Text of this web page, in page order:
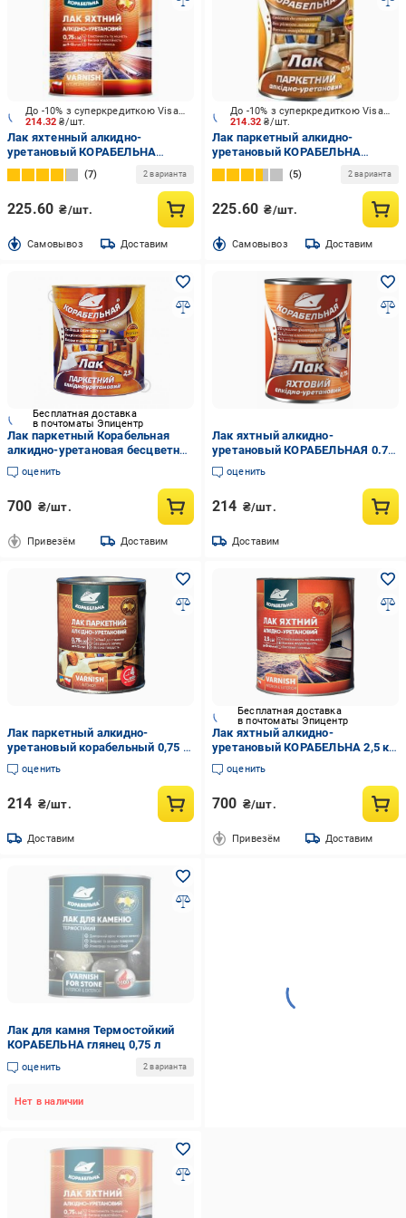
214.32₴/шт.
До -10% з суперкредиткою Visa Вигода
Лак яхтенный алкидно-
уретановый КОРАБЕЛЬНА
глянец бесцветный 0,75 л
7 2 варианта
225.60 ₴/шт.
Cамовывоз Доставим
214.32₴/шт.
До -10% з суперкредиткою Visa Вигода
Лак паркетный алкидно-
уретановый КОРАБЕЛЬНА
высокий глянец бесцветный
0,75 л
5 2 варианта
225.60 ₴/шт.
Cамовывоз Доставим
Бесплатная доставка
в почтоматы Эпицентр
Лак паркетный Корабельная
алкидно-уретановая бесцветная
2,5 л (31641717)
оценить
700 ₴/шт.
Привезём Доставим
Лак яхтный алкидно-
уретановый КОРАБЕЛЬНАЯ 0.75
кг (23814113)
оценить
214 ₴/шт.
Доставим
Лак паркетный алкидно-
уретановый корабельный 0,75 л
Бесцветный (31641838)
оценить
214 ₴/шт.
Доставим
Бесплатная доставка
в почтоматы Эпицентр
Лак яхтный алкидно-
уретановый КОРАБЕЛЬНА 2,5 кг
(340917810)
оценить
700 ₴/шт.
Привезём Доставим
Лак для камня Термостойкий
КОРАБЕЛЬНА глянец 0,75 л
оценить 2 варианта
Нет в наличии